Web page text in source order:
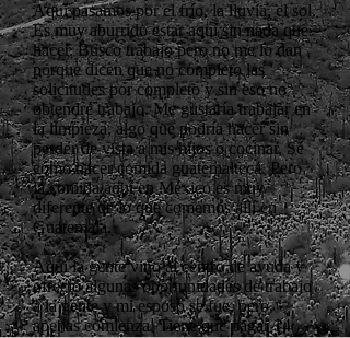
Aquí pasamos por el frío, la lluvia, el sol.
Es muy aburrido estar aquí sin nada que
hacer. Busco trabajo pero no me lo dan
porque dicen que no completo las
solicitudes por completo y sin eso no
obtendré trabajo. Me gustaría trabajar en
la limpieza, algo que podría hacer sin
perder de vista a mis hijos o cocinar. Sé
cómo hacer comida guatemalteca. Pero
la comida aquí en México es muy
diferente de lo que comemos allí en
Guatemala.
Aquí la gente vino al centro de ayuda y
ofreció algunas oportunidades de trabajo
a la gente y mi esposo se fue, pero
apenas comienza. Tiene que pagar 14